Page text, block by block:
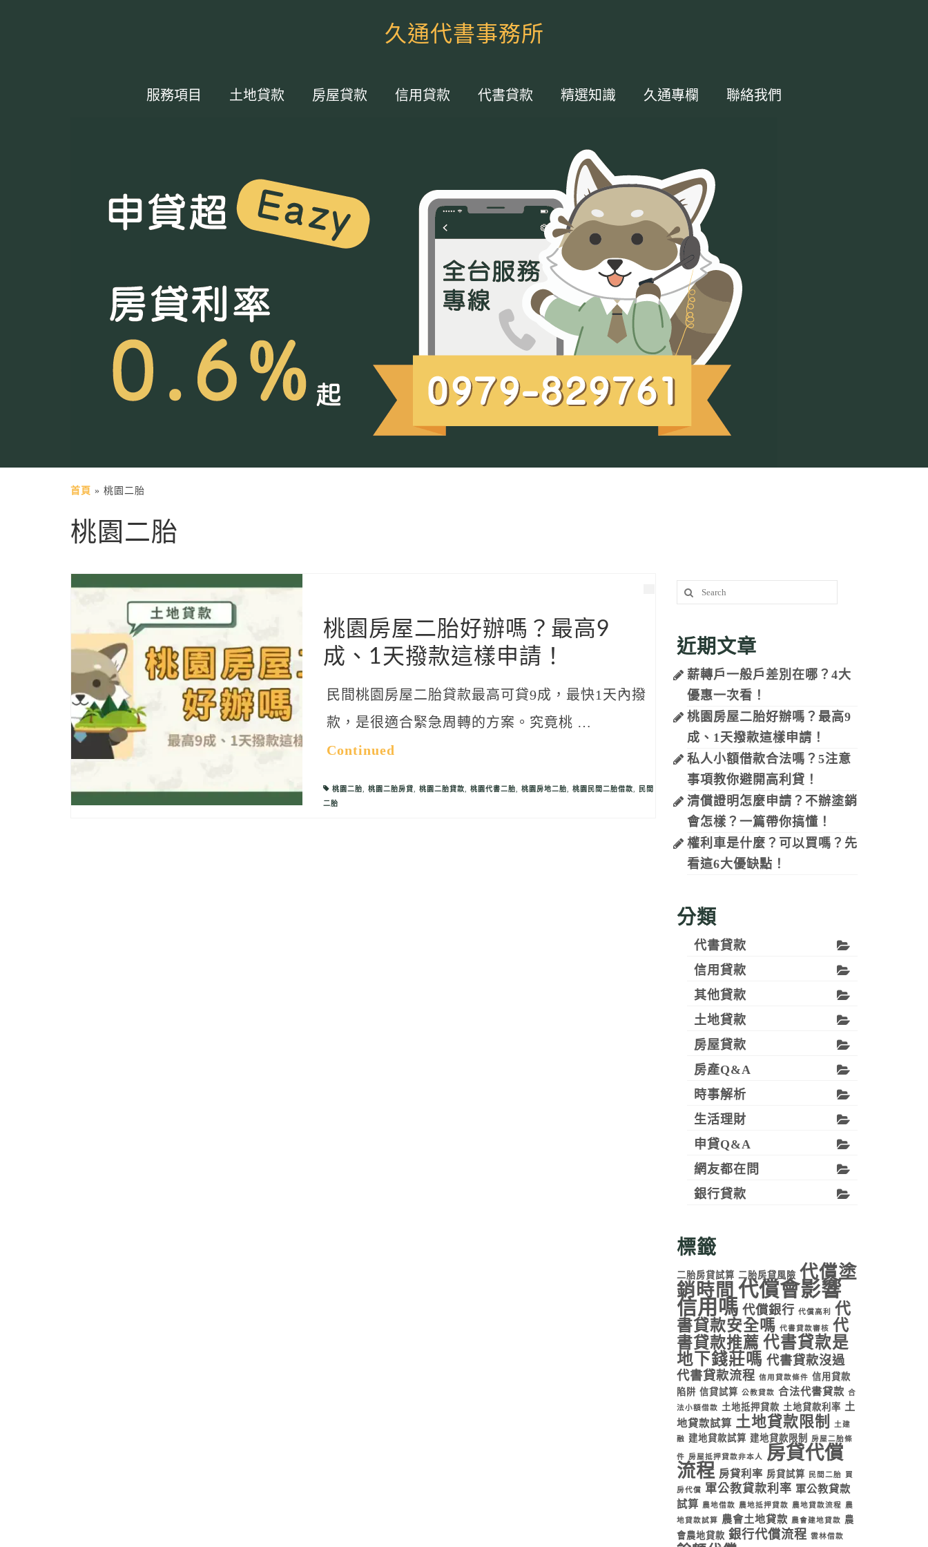
久通代書事務所
服務項目 土地貸款 房屋貸款 信用貸款 代書貸款 精選知識 久通專欄 聯絡我們
首頁 » 桃園二胎
桃園二胎
桃園房屋二胎好辦嗎？最高9
成、1天撥款這樣申請！
民間桃園房屋二胎貸款最高可貸9成，最快1天內撥
款，是很適合緊急周轉的方案。究竟桃 …
Continued
桃園二胎, 桃園二胎房貸, 桃園二胎貸款, 桃園代書二胎, 桃園房地二胎, 桃園民間二胎借款,
民間
二胎
Search
for:
近期文章
薪轉戶一般戶差別在哪？4大
優惠一次看！
桃園房屋二胎好辦嗎？最高9
成、1天撥款這樣申請！
私人小額借款合法嗎？5注意
事項教你避開高利貸！
清償證明怎麼申請？不辦塗銷
會怎樣？一篇帶你搞懂！
權利車是什麼？可以買嗎？先
看這6大優缺點！
分類
代書貸款
信用貸款
其他貸款
土地貸款
房屋貸款
房產Q&A
時事解析
生活理財
申貸Q&A
網友都在問
銀行貸款
標籤
二胎房貸試算 二胎房貸風險 代償塗
銷時間 代償會影響
信用嗎 代償銀行 代償高利
代
書貸款安全嗎 代書貸款審核 代
書貸款推薦 代書貸款是
地下錢莊嗎 代書貸款沒過
代書貸款流程 信用貸款條件 信用貸款
陷阱 信貸試算 公教貸款 合法代書貸款 合
法小額借款 土地抵押貸款 土地貸款利率 土
地貸款試算 土地貸款限制
土建
融
建地貸款試算 建地貸款限制 房屋二胎條
件 房屋抵押貸款非本人
房貸代償
流程 房貸利率 房貸試算 民間二胎
買
房代償
軍公教貸款利率 軍公教貸款
試算
農地借款 農地抵押貸款 農地貸款流程
農
地貸款試算
農會土地貸款 農會建地貸款
農
會農地貸款 銀行代償流程 雲林借款